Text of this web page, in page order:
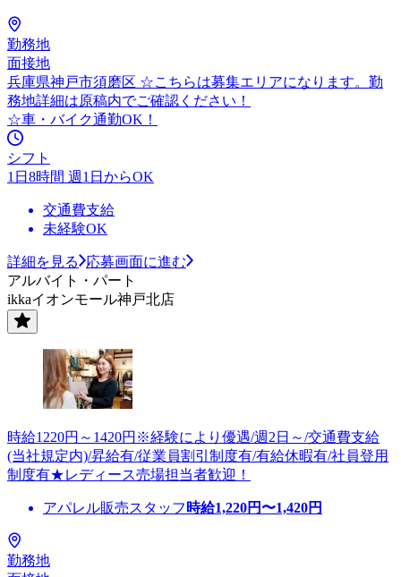
勤務地
面接地
兵庫県神戸市須磨区 ☆こちらは募集エリアになります。勤
務地詳細は原稿内でご確認ください！
☆車・バイク通勤OK！
シフト
1日8時間 週1日からOK
交通費支給
未経験OK
詳細を見る
応募画面に進む
アルバイト・パート
ikkaイオンモール神戸北店
時給1220円～1420円※経験により優遇/週2日～/交通費支給
(当社規定内)/昇給有/従業員割引制度有/有給休暇有/社員登用
制度有★レディース売場担当者歓迎！
アパレル販売スタッフ 時給1,220円〜1,420円
勤務地